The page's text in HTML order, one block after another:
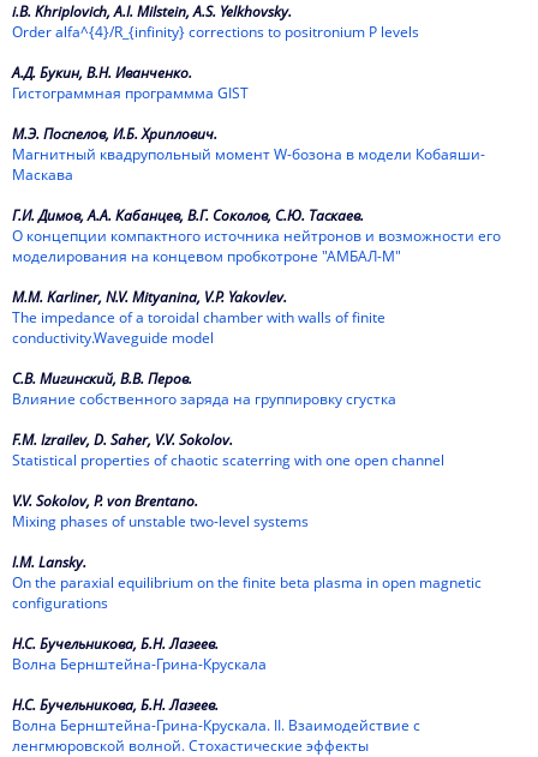
i.B. Khriplovich, A.I. Milstein, A.S. Yelkhovsky.
Order alfa^{4}/R_{infinity} corrections to positronium P levels
А.Д. Букин, В.Н. Иванченко.
Гистограммная программма GIST
М.Э. Поспелов, И.Б. Хриплович.
Магнитный квадрупольный момент W-бозона в модели Кобаяши-
Маскава
Г.И. Димов, А.А. Кабанцев, В.Г. Соколов, С.Ю. Таскаев.
О концепции компактного источника нейтронов и возможности его
моделирования на концевом пробкотроне "АМБАЛ-М"
M.M. Karliner, N.V. Mityanina, V.P. Yakovlev.
The impedance of a toroidal chamber with walls of finite
conductivity.Waveguide model
С.В. Мигинский, В.В. Перов.
Влияние собственного заряда на группировку сгустка
F.M. Izrailev, D. Saher, V.V. Sokolov.
Statistical properties of chaotic scaterring with one open channel
V.V. Sokolov, P. von Brentano.
Mixing phases of unstable two-level systems
I.M. Lansky.
On the paraxial equilibrium on the finite beta plasma in open magnetic
configurations
Н.С. Бучельникова, Б.Н. Лазеев.
Волна Бернштейна-Грина-Крускала
Н.С. Бучельникова, Б.Н. Лазеев.
Волна Бернштейна-Грина-Крускала. II. Взаимодействие с
ленгмюровской волной. Стохастические эффекты